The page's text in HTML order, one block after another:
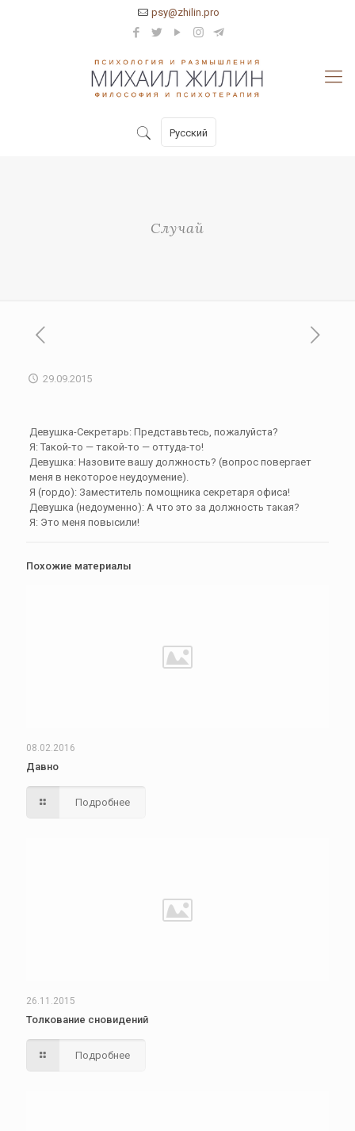
psy@zhilin.pro
Русский
Случай
29.09.2015
Девушка-Секретарь: Представьтесь, пожалуйста?
Я: Такой-то — такой-то — оттуда-то!
Девушка: Назовите вашу должность? (вопрос повергает
меня в некоторое неудоумение).
Я (гордо): Заместитель помощника секретаря офиса!
Девушка (недоуменно): А что это за должность такая?
Я: Это меня повысили!
Похожие материалы
08.02.2016
Давно
Подробнее
26.11.2015
Толкование сновидений
Подробнее